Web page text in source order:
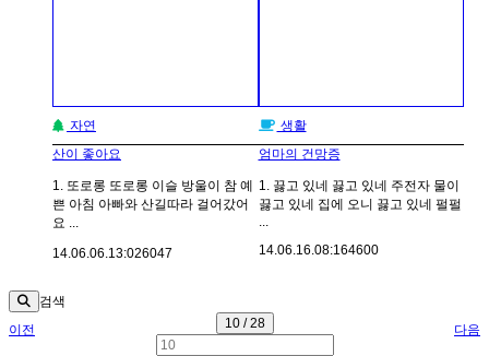
자연
산이 좋아요
1. 또로롱 또로롱 이슬 방울이 참 예
쁜 아침 아빠와 산길따라 걸어갔어
요 ...
14.06.06.13:026047
생활
엄마의 건망증
1. 끓고 있네 끓고 있네 주전자 물이
끓고 있네 집에 오니 끓고 있네 펄펄
...
14.06.16.08:164600
검색
이전
10 / 28 다음